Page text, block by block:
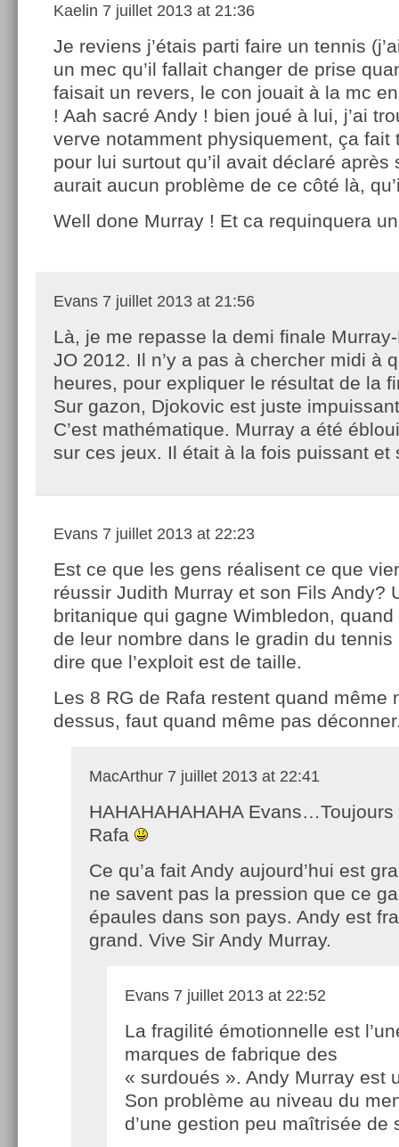
Kaelin 7 juillet 2013 at 21:36
Je reviens j’étais parti faire un tennis
un mec qu’il fallait changer de prise
faisait un revers, le con jouait à la mc
! Aah sacré Andy ! bien joué à lui, j’ai
verve notamment physiquement, ça fait
pour lui surtout qu’il avait déclaré après
aurait aucun problème de ce côté là,
Well done Murray ! Et ca requinquera
Evans 7 juillet 2013 at 21:56
Là, je me repasse la demi finale
JO 2012. Il n’y a pas à chercher midi à
heures, pour expliquer le résultat de la
Sur gazon, Djokovic est juste
C’est mathématique. Murray a été
sur ces jeux. Il était à la fois puissant et
Evans 7 juillet 2013 at 22:23
Est ce que les gens réalisent ce que
réussir Judith Murray et son Fils Andy?
britanique qui gagne Wimbledon,
de leur nombre dans le gradin du
dire que l’exploit est de taille.
Les 8 RG de Rafa restent quand même
dessus, faut quand même pas
MacArthur 7 juillet 2013 at 22:41
HAHAHAHAHAHA Evans…Toujours
Rafa
Ce qu’a fait Andy aujourd’hui est
ne savent pas la pression que ce
épaules dans son pays. Andy est
grand. Vive Sir Andy Murray.
Evans 7 juillet 2013 at 22:52
La fragilité émotionnelle est
marques de fabrique des
« surdoués ». Andy Murray est
Son problème au niveau du
d’une gestion peu maîtrisée de